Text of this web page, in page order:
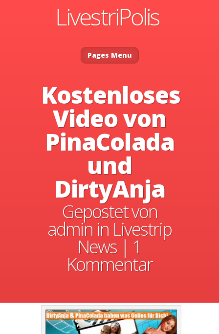
Pages Menu
Kostenloses
Video von
PinaColada
und
DirtyAnja
Gepostet von
admin in Livestrip
News| 1
Kommentar